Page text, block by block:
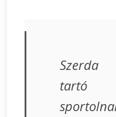
Szerda
tartó